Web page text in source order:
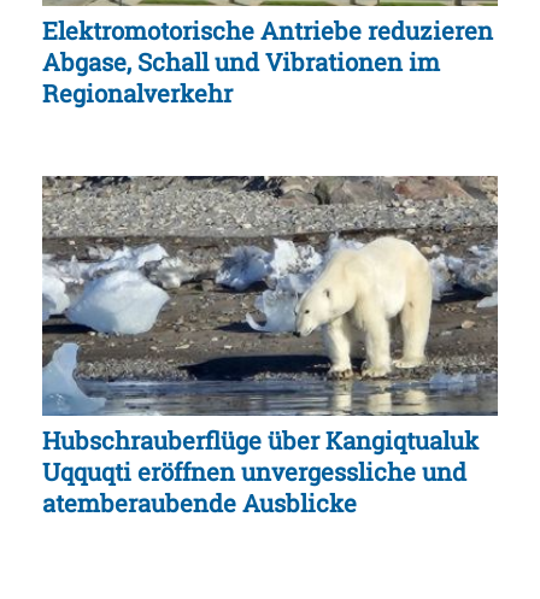
Elektromotorische Antriebe reduzieren
Abgase, Schall und Vibrationen im
Regionalverkehr
Hubschrauberflüge über Kangiqtualuk
Uqquqti eröffnen unvergessliche und
atemberaubende Ausblicke